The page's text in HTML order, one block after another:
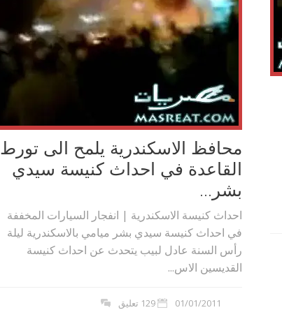
محافظ الاسكندرية يلمح الى تورط
القاعدة في احداث كنيسة سيدي
بشر...
احداث كنيسة الاسكندرية | انفجار السيارات المخففة
في احداث كنيسة سيدي بشر ميامي بالاسكندرية ليلة
رأس السنة عادل لبيب يتحدث عن احداث كنيسة
القديسين الاس...
01/01/2011 129 تعليق